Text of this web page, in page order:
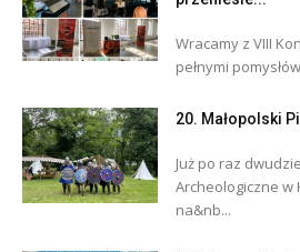
Wracamy z VIII
pełnymi
20. Małopolski
Już po raz
Archeologiczne
na&nb...